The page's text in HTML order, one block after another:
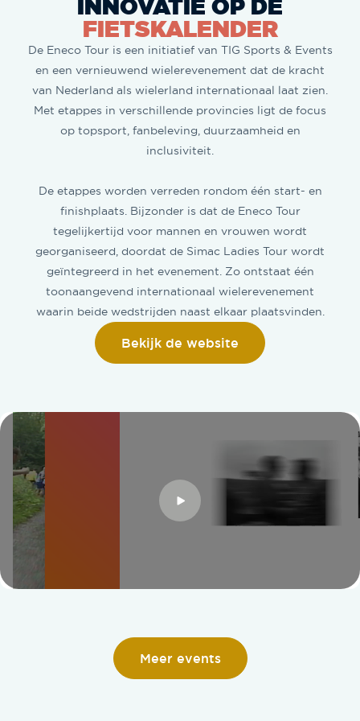
INNOVATIE OP DE
FIETSKALENDER
De Eneco Tour is een initiatief van TIG Sports & Events
en een vernieuwend wielerevenement dat de kracht
van Nederland als wielerland internationaal laat zien.
Met etappes in verschillende provincies ligt de focus
op topsport, fanbeleving, duurzaamheid en
inclusiviteit.
De etappes worden verreden rondom één start- en
finishplaats. Bijzonder is dat de Eneco Tour
tegelijkertijd voor mannen en vrouwen wordt
georganiseerd, doordat de Simac Ladies Tour wordt
geïntegreerd in het evenement. Zo ontstaat één
toonaangevend internationaal wielerevenement
waarin beide wedstrijden naast elkaar plaatsvinden.
Bekijk de website
Meer events